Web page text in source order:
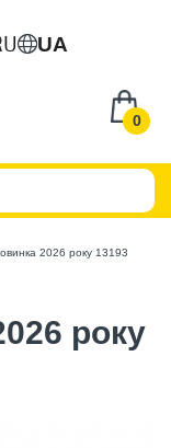
UA
0
2026 року 13193
року